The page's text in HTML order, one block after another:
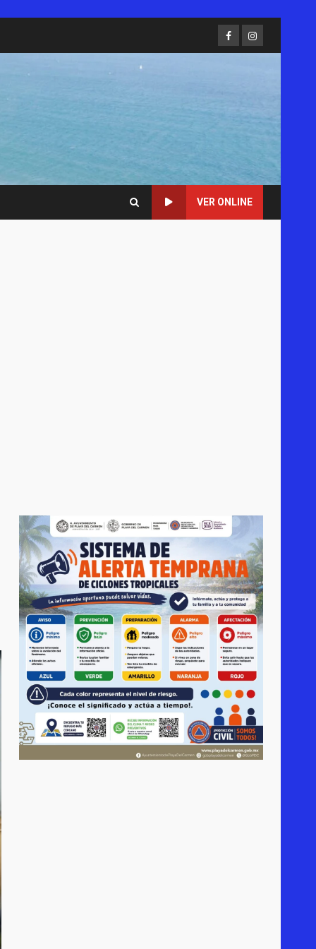
FacebookInstagram
VER ONLINE